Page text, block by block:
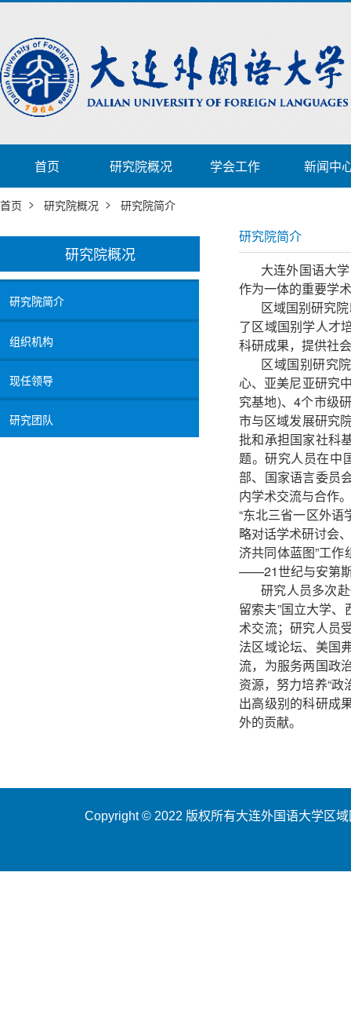
首页 研究院概况 学会工作 新闻中
首页 > 研究院概况 > 研究院简介
研究院概况
研究院简介
组织机构
现任领导
研究团队
研究院简介
大连外国语大
作为一体的重要学
区域国别研究
了区域国别学人才
科研成果，提供社
区域国别研究
心、亚美尼亚研究
究基地)、4个市级
市与区域发展研究
批和承担国家社科
题。研究人员在中
部、国家语言委员
内学术交流与合作
“东北三省一区外
略对话学术研讨会
济共同体蓝图”工
——21世纪与安第
研究人员多次
留索夫”国立大学
术交流；研究人员
法区域论坛、美国
流，为服务两国政
资源，努力培养“
出高级别的科研成
外的贡献。
Copyright © 2022 版权所有大连外国语大学区